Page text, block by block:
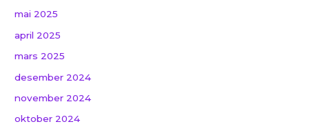
mai 2025
april 2025
mars 2025
desember 2024
november 2024
oktober 2024